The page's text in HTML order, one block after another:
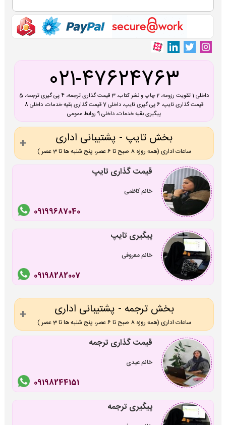
021-47624763
داخلی 1 تقویت رزومه، 2 چاپ و نشر کتاب، 3 قیمت گذاری ترجمه، 4 پی گیری ترجمه، 5
قیمت گذاری تایپ، 6 پی گیری تایپ، داخلی 7 قیمت گذاری بقیه خدمات، داخلی 8
پیگیری بقیه خدمات، داخلی 9 روابط عمومی
بخش تایپ - پشتیبانی اداری
ساعات اداری (همه روزه 8 صبح تا 6 عصر، پنج شنبه ها تا 3 عصر )
قیمت گذاری تایپ
خانم کاظمی
09199687040
پیگیری تایپ
خانم معروفی
09198282007
بخش ترجمه - پشتیبانی اداری
ساعات اداری (همه روزه 8 صبح تا 6 عصر، پنج شنبه ها تا 3 عصر )
قیمت گذاری ترجمه
خانم عیدی
09198244151
پیگیری ترجمه